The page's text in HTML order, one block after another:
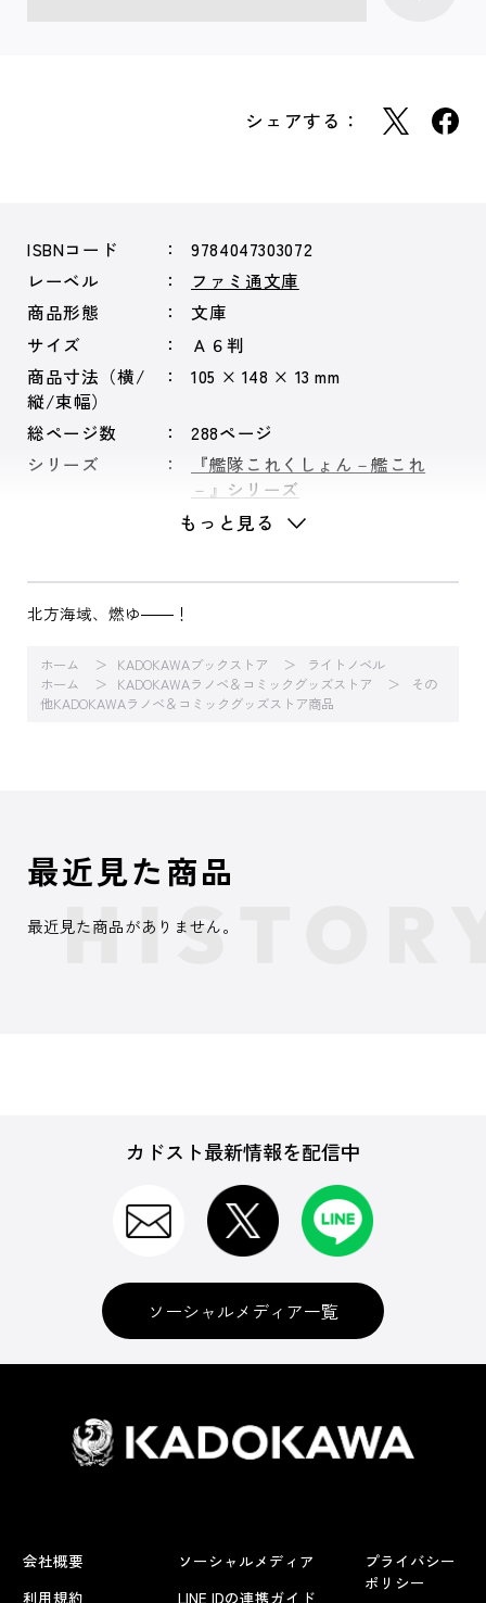
シェアする：
ISBNコード
9784047303072
レーベル
ファミ通文庫
商品形態
文庫
サイズ
Ａ６判
商品寸法（横/
縦/束幅）
105 × 148 × 13 mm
総ページ数
288ページ
シリーズ
『艦隊これくしょん－艦これ
－』シリーズ
もっと見る
北方海域、燃ゆ――！
ホーム KADOKAWAブックストア
ライトノベル
ホーム
KADOKAWAラノベ＆コミックグッズストア
その
他KADOKAWAラノベ＆コミックグッズストア商品
最近見た商品
最近見た商品がありません。
カドスト最新情報を配信中
ソーシャルメディア一覧
会社概要
利用規約
ソーシャルメディア
LINE IDの連携ガイド
プライバシー
ポリシー